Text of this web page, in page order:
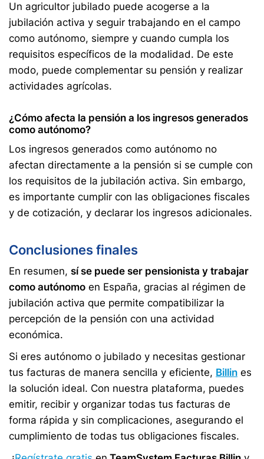
Un agricultor jubilado puede acogerse a la
jubilación activa y seguir trabajando en el campo
como autónomo, siempre y cuando cumpla los
requisitos específicos de la modalidad. De este
modo, puede complementar su pensión y realizar
actividades agrícolas.
¿Cómo afecta la pensión a los ingresos generados
como autónomo?
Los ingresos generados como autónomo no
afectan directamente a la pensión si se cumple con
los requisitos de la jubilación activa. Sin embargo,
es importante cumplir con las obligaciones fiscales
y de cotización, y declarar los ingresos adicionales.
Conclusiones finales
En resumen, sí se puede ser pensionista y trabajar
como autónomo en España, gracias al régimen de
jubilación activa que permite compatibilizar la
percepción de la pensión con una actividad
económica.
Si eres autónomo o jubilado y necesitas gestionar
tus facturas de manera sencilla y eficiente, Billin es
la solución ideal. Con nuestra plataforma, puedes
emitir, recibir y organizar todas tus facturas de
forma rápida y sin complicaciones, asegurando el
cumplimiento de todas tus obligaciones fiscales.